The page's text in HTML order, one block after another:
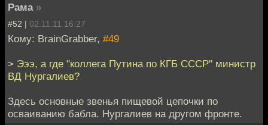
Рама »
#52 | 02.11.11 16:27
Кому: BrainGrabber, #49
> Эээ, а где "коллега Путина по КГБ СССР" министр
ВД Нургалиев?
Здесь основные звенья пищевой цепочки по
осваиванию бабла. Нургалиев на другом фронте.